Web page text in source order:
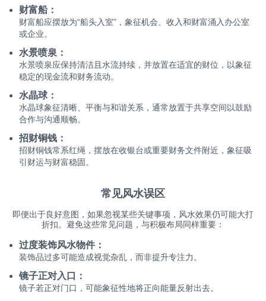
财富船：
财富船应摆放为“船头入室”，象征机会、收入和财富涌入办公室
或企业。
水景喷泉：
水景喷泉应保持清洁且水流持续，并放置在适宜的财位，以象征
稳定的现金流和财务流动。
水晶球：
水晶球象征清晰、平衡与和谐关系，通常放置于共享空间以鼓励
合作与沟通顺畅。
招财铜钱：
招财铜钱常系红绳，摆放在收银台或重要财务文件附近，象征吸
引财运与财富稳固。
常见风水误区
即便出于良好意图，如果忽视某些关键事项，风水效果仍可能大打
折扣。避免这些常见问题，与积极布局同样重要：
过度装饰风水物件：
装饰品过多可能造成视觉杂乱，而非提升专注力。
镜子正对入口：
镜子若正对门口，可能象征性地将正向能量反射出去。